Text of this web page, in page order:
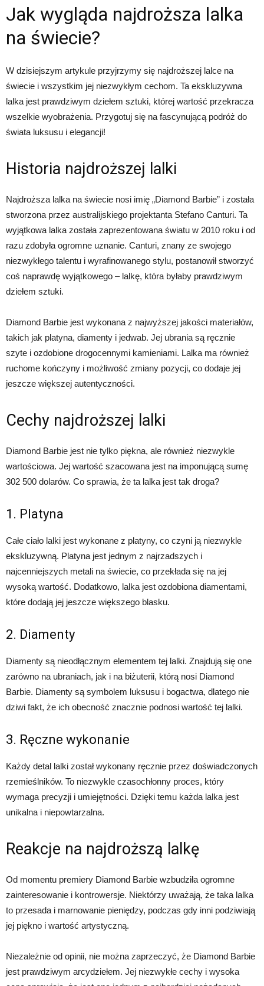
Jak wygląda najdroższa lalka
na świecie?
W dzisiejszym artykule przyjrzymy się najdroższej lalce na
świecie i wszystkim jej niezwykłym cechom. Ta ekskluzywna
lalka jest prawdziwym dziełem sztuki, której wartość przekracza
wszelkie wyobrażenia. Przygotuj się na fascynującą podróż do
świata luksusu i elegancji!
Historia najdroższej lalki
Najdroższa lalka na świecie nosi imię „Diamond Barbie” i została
stworzona przez australijskiego projektanta Stefano Canturi. Ta
wyjątkowa lalka została zaprezentowana światu w 2010 roku i od
razu zdobyła ogromne uznanie. Canturi, znany ze swojego
niezwykłego talentu i wyrafinowanego stylu, postanowił stworzyć
coś naprawdę wyjątkowego – lalkę, która byłaby prawdziwym
dziełem sztuki.
Diamond Barbie jest wykonana z najwyższej jakości materiałów,
takich jak platyna, diamenty i jedwab. Jej ubrania są ręcznie
szyte i ozdobione drogocennymi kamieniami. Lalka ma również
ruchome kończyny i możliwość zmiany pozycji, co dodaje jej
jeszcze większej autentyczności.
Cechy najdroższej lalki
Diamond Barbie jest nie tylko piękna, ale również niezwykle
wartościowa. Jej wartość szacowana jest na imponującą sumę
302 500 dolarów. Co sprawia, że ta lalka jest tak droga?
1. Platyna
Całe ciało lalki jest wykonane z platyny, co czyni ją niezwykle
ekskluzywną. Platyna jest jednym z najrzadszych i
najcenniejszych metali na świecie, co przekłada się na jej
wysoką wartość. Dodatkowo, lalka jest ozdobiona diamentami,
które dodają jej jeszcze większego blasku.
2. Diamenty
Diamenty są nieodłącznym elementem tej lalki. Znajdują się one
zarówno na ubraniach, jak i na biżuterii, którą nosi Diamond
Barbie. Diamenty są symbolem luksusu i bogactwa, dlatego nie
dziwi fakt, że ich obecność znacznie podnosi wartość tej lalki.
3. Ręczne wykonanie
Każdy detal lalki został wykonany ręcznie przez doświadczonych
rzemieślników. To niezwykle czasochłonny proces, który
wymaga precyzji i umiejętności. Dzięki temu każda lalka jest
unikalna i niepowtarzalna.
Reakcje na najdroższą lalkę
Od momentu premiery Diamond Barbie wzbudziła ogromne
zainteresowanie i kontrowersje. Niektórzy uważają, że taka lalka
to przesada i marnowanie pieniędzy, podczas gdy inni podziwiają
jej piękno i wartość artystyczną.
Niezależnie od opinii, nie można zaprzeczyć, że Diamond Barbie
jest prawdziwym arcydziełem. Jej niezwykłe cechy i wysoka